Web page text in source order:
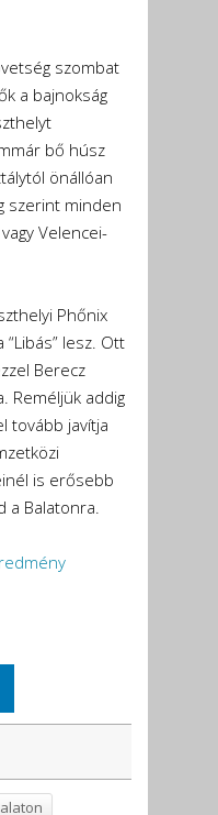
szombat
a bajnokság
bő húsz
önállóan
szerint minden
Velencei-
Phőnix
lesz. Ott
Berecz
Reméljük addig
tovább javítja
is erősebb
a Balatonra.